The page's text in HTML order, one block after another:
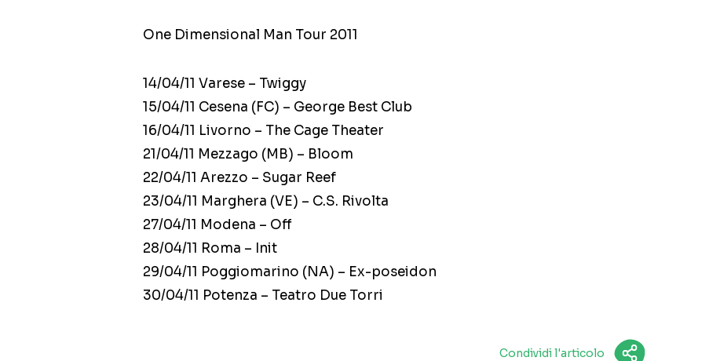
One Dimensional Man Tour 2011
14/04/11 Varese – Twiggy
15/04/11 Cesena (FC) – George Best Club
16/04/11 Livorno – The Cage Theater
21/04/11 Mezzago (MB) – Bloom
22/04/11 Arezzo – Sugar Reef
23/04/11 Marghera (VE) – C.S. Rivolta
27/04/11 Modena – Off
28/04/11 Roma – Init
29/04/11 Poggiomarino (NA) – Ex-poseidon
30/04/11 Potenza – Teatro Due Torri
Condividi l'articolo